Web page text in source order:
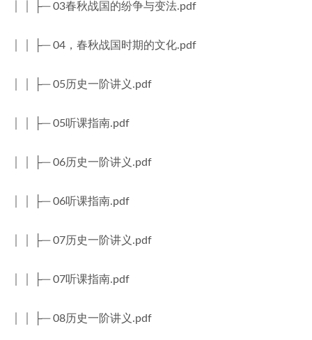
│ │ ├─ 03春秋战国的纷争与变法.pdf
│ │ ├─ 04，春秋战国时期的文化.pdf
│ │ ├─ 05历史一阶讲义.pdf
│ │ ├─ 05听课指南.pdf
│ │ ├─ 06历史一阶讲义.pdf
│ │ ├─ 06听课指南.pdf
│ │ ├─ 07历史一阶讲义.pdf
│ │ ├─ 07听课指南.pdf
│ │ ├─ 08历史一阶讲义.pdf